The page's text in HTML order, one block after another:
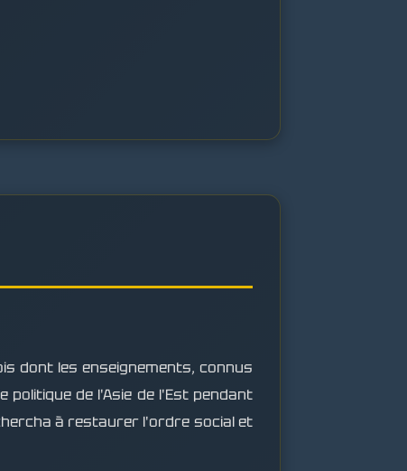
dont les enseignements, connus
de l'Asie de l'Est pendant
à restaurer l'ordre social et